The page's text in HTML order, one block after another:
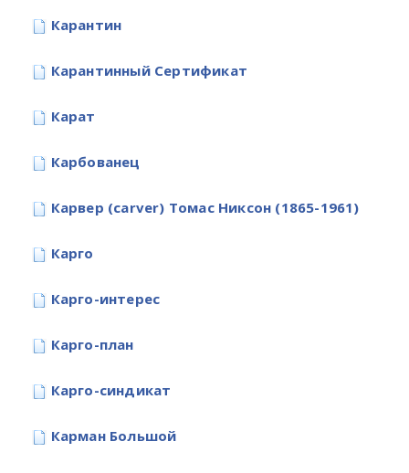
Карантин
Карантинный Сертификат
Карат
Карбованец
Карвер (carver) Томас Никсон (1865-1961)
Карго
Карго-интерес
Карго-план
Карго-синдикат
Карман Большой